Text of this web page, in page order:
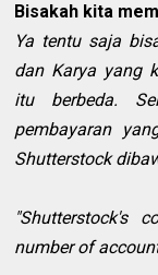
Bisakah kita
Ya tentu saja
dan Karya yang
itu berbeda.
pembayaran
Shutterstock
"Shutterstock's
number of